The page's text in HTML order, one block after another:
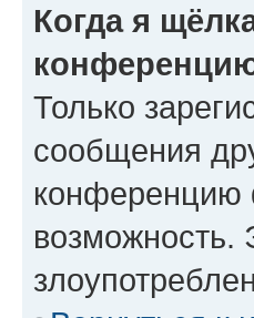
Когда я
Только
сообщения
конференцию
возможность.